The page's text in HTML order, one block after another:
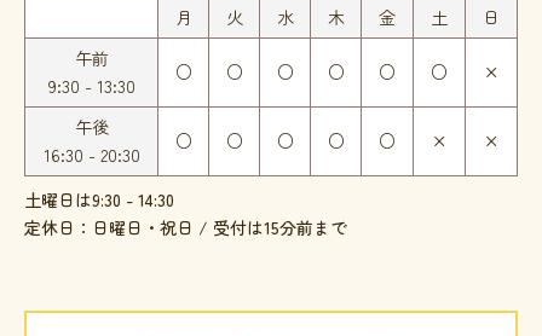
月 火 水 木 金 土
日
午前
9:30 - 13:30
○ ○ ○ ○ ○ ○ ×
午後
16:30 - 20:30
○ ○ ○ ○ ○ × ×
土曜日は9:30 - 14:30
定休日：日曜日・祝日 / 受付は15分前まで